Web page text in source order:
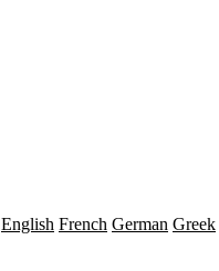
English French German Greek